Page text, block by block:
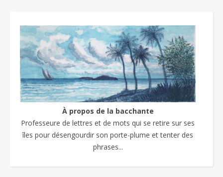
À propos de la bacchante
Professeure de lettres et de mots qui se retire sur ses
îles pour désengourdir son porte-plume et tenter des
phrases...